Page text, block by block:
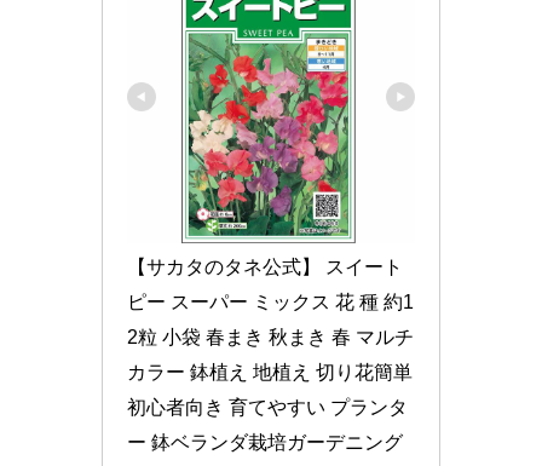
【サカタのタネ公式】 スイート
ピー スーパー ミックス 花 種 約1
2粒 小袋 春まき 秋まき 春 マルチ
カラー 鉢植え 地植え 切り花簡単
初心者向き 育てやすい プランタ
ー 鉢ベランダ栽培ガーデニング